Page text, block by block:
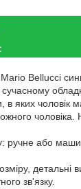
Bellucci
в яких
чоловіка.
ручне або
зв'язку.